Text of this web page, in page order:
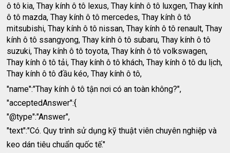
ô tô kia, Thay kính ô tô lexus, Thay kính ô tô luxgen, Thay kính
ô tô mazda, Thay kính ô tô mercedes, Thay kính ô tô
mitsubishi, Thay kính ô tô nissan, Thay kính ô tô renault, Thay
kính ô tô ssangyong, Thay kính ô tô subaru, Thay kính ô tô
suzuki, Thay kính ô tô toyota, Thay kính ô tô volkswagen,
Thay kính ô tô tải, Thay kính ô tô khách, Thay kính ô tô du lịch,
Thay kính ô tô đầu kéo, Thay kính ô tô,
"name":"Thay kính ô tô tận nơi có an toàn không?",
"acceptedAnswer":{
"@type":"Answer",
"text":"Có. Quy trình sử dụng kỹ thuật viên chuyên nghiệp và
keo dán tiêu chuẩn quốc tế."